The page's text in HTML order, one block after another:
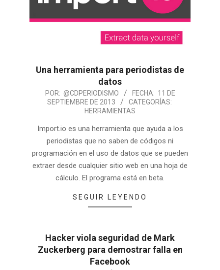
Una herramienta para periodistas de
datos
POR: @CDPERIODISMO FECHA: 11 DE
SEPTIEMBRE DE 2013
CATEGORÍAS:
HERRAMIENTAS
Import.io es una herramienta que ayuda a los
periodistas que no saben de códigos ni
programación en el uso de datos que se pueden
extraer desde cualquier sitio web en una hoja de
cálculo. El programa está en beta.
SEGUIR LEYENDO
Hacker viola seguridad de Mark
Zuckerberg para demostrar falla en
Facebook